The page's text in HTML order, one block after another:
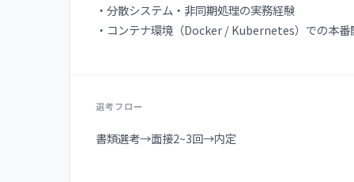
・分散システム・非同期処理の実務経験
・コンテナ環境（Docker / Kubernetes）での本番
選考フロー
書類選考→面接2~3回→内定